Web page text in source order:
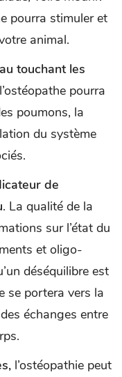
pourra stimuler et
animal.
touchant les
pourra
poumons, la
du système
de
. La qualité de la
sur l’état du
et oligo-
déséquilibre est
se portera vers la
échanges entre
l’ostéopathie peut